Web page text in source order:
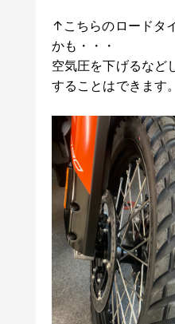
↑こちらのロードタ
かも・・・
空気圧を下げるなど
することはできます。